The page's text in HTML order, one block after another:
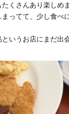
くさんあり楽しめ
ってて、少し食べ
いうお店にまだ出